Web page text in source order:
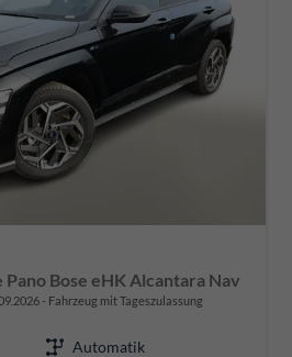
Pano Bose eHK Alcantara Nav
Fahrzeug mit Tageszulassung
Automatik